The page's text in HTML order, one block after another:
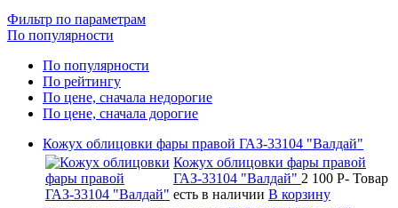
Фильтр по параметрам
По популярности
По популярности
По рейтингу
По цене, сначала недорогие
По цене, сначала дорогие
Кожух облицовки фары правой ГАЗ-33104 "Валдай"
Кожух облицовки фары правой
ГАЗ-33104 "Валдай" 2 100 P- Товар
есть в наличии В корзину